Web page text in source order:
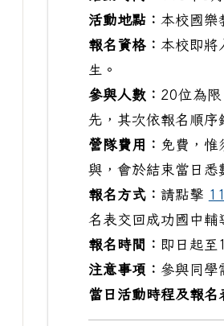
活動地點： 本校國樂
報名資格： 本校即將
生。
參與人數： 20位為
先，其次依報名順序
營隊費用： 免費，惟
與，會於結束當日悉
報名方式： 請點擊
名表交回成功國中輔
報名時間： 即日起至
注意事項： 參與同學
當日活動時程及報名